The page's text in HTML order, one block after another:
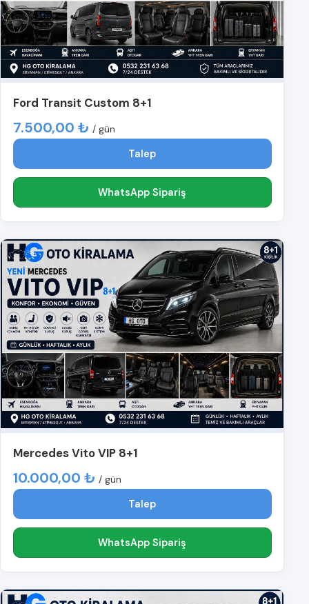
Ford Transit Custom 8+1
7.500,00 ₺ / gün
Talep
WhatsApp Sipariş
Mercedes Vito VIP 8+1
10.000,00 ₺ / gün
Talep
WhatsApp Sipariş